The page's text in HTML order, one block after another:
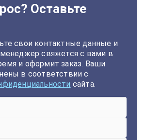
Оставьте
свои контактные данные и
свяжется с вами в
и оформит заказ. Ваши
в соответствии с
сайта.